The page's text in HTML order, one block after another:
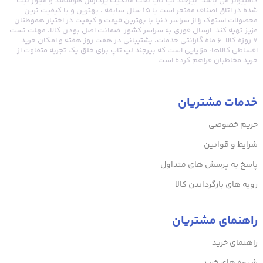
شده در اتاق اصناف مفتخر است با ۱۵ سال سابقه ، بهترین و با کیفیت ترین
محصولات استوک را از سراسر دنیا با بهترین قیمت و کیفیت در اختیار هموطنان
عزیز تهیه کند. ارسال فوری به سراسر کشور، ضمانت اصل بودن کالا، مهلت تست
۷ روزه کالا، ۶ ماه گارانتی خدمات، پشتیبانی در هفت روز هفته و امکان خرید
اقساطی کالاها، مزایایی است که بیرجند لپ تاپ برای خلق یک تجربه متفاوت از
خرید مخاطبان فراهم کرده است..
خدمات مشتریان
حریم خصوصی
شرایط و قوانین
پاسخ به پرسش های متداول
رویه های بازگرداندن کالا
راهنمای مشتریان
راهنمای خرید